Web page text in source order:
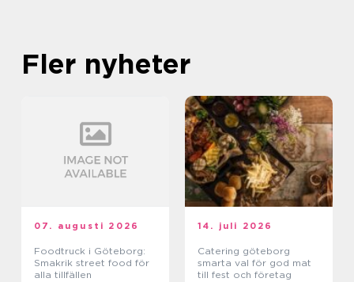
Fler nyheter
07. augusti 2026
Foodtruck i Göteborg:
Smakrik street food för
alla tillfällen
14. juli 2026
Catering göteborg
smarta val för god mat
till fest och företag